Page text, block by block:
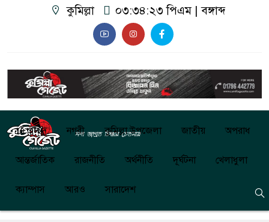
কুমিল্লা ০৩:৩৪:২৪ পিএম|বঙ্গাব্দ
প্রচ্ছদ নগরী কুমিল্লা উপজেলা জাতীয় অপরাধ
আন্তর্জাতিক রাজনীতি অর্থনীতি দূর্ঘটনা খেলাধুলা
ক্যাম্পাস আরও সারাদেশ